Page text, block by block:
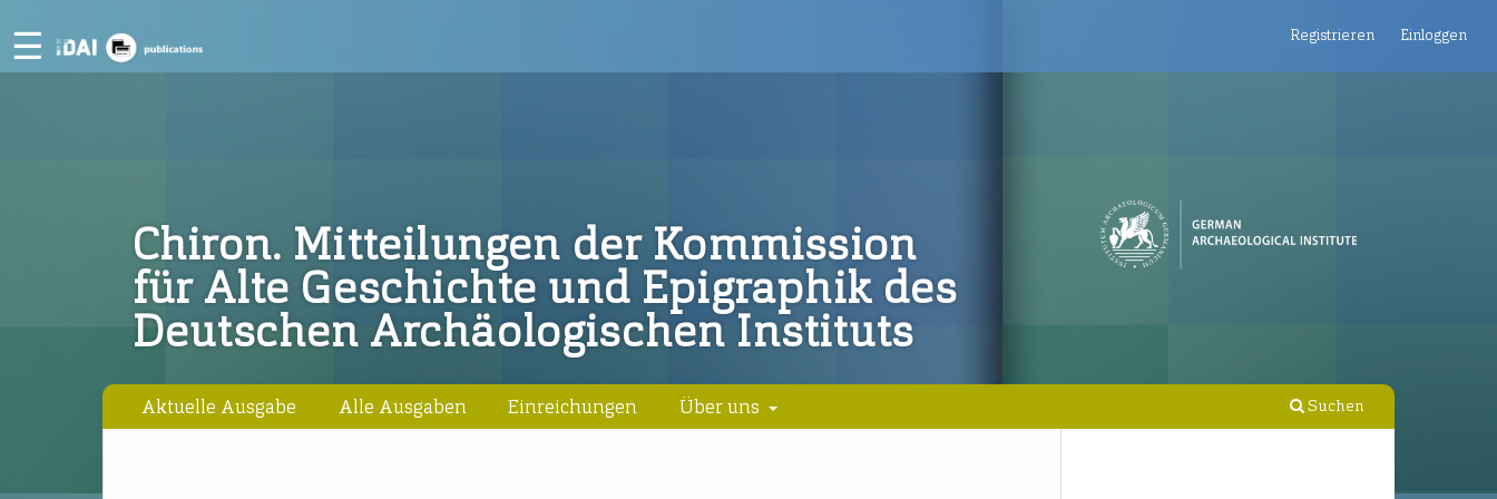
Chiron. Mitteilungen der Kommission
für Alte Geschichte und Epigraphik des
Deutschen Archäologischen Instituts
Aktuelle Ausgabe Alle Ausgaben Einreichungen Über uns Suchen
Registrieren Einloggen
☰